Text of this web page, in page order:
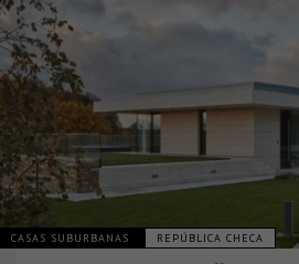
CASAS SUBURBANAS REPÚBLICA CHECA